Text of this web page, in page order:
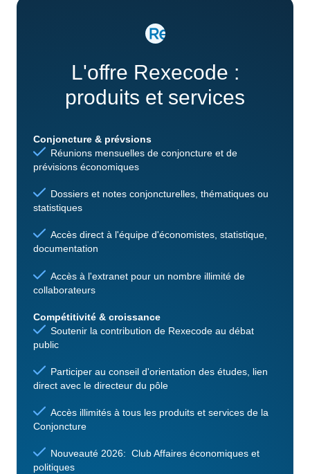
L'offre Rexecode :
produits et services
Conjoncture & prévsions
Réunions mensuelles de conjoncture et de
prévisions économiques
Dossiers et notes conjoncturelles, thématiques ou
statistiques
Accès direct à l'équipe d'économistes, statistique,
documentation
Accès à l'extranet pour un nombre illimité de
collaborateurs
Compétitivité & croissance
Soutenir la contribution de Rexecode au débat
public
Participer au conseil d'orientation des études, lien
direct avec le directeur du pôle
Accès illimités à tous les produits et services de la
Conjoncture
Nouveauté 2026: Club Affaires économiques et
politiques